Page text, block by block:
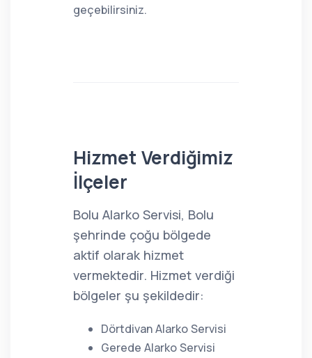
geçebilirsiniz.
Hizmet Verdiğimiz
İlçeler
Bolu Alarko Servisi, Bolu
şehrinde çoğu bölgede
aktif olarak hizmet
vermektedir. Hizmet verdiği
bölgeler şu şekildedir:
Dörtdivan Alarko Servisi
Gerede Alarko Servisi